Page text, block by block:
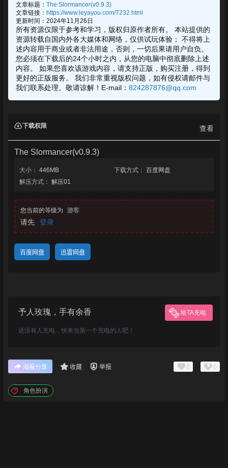
文章标题： The Slormancer(v0.9.3)
文章链接： https://www.leyayou.com/7232.html
更新时间：2024年11月26日
所有资源仅限于参考和学习，版权归原作者所有。 本站提供的
资源转载自国内外各大媒体和网络，仅供试玩体验； 不得将上
述内容用于商业或者非法用途，否则，一切后果请用户自负。
您必须在下载后的24个小时之内，从您的电脑中彻底删除上述
内容。 如果您喜欢该游戏内容，请支持正版，购买注册，得到
更好的正版服务。 我们非常重视版权问题，如有侵权请邮件与
我们联系处理。敬请谅解！E-mail： 824287876@qq.com
下载权限 查看
The Slormancer(v0.9.3)
大小： 446MB 下载方式： 百度网盘
解压方式： 解压01
您当前的等级为 游客
请先 登录
百度网盘 迅雷网盘
予人玫瑰，手有余香 给TA充电
还没有人充电，快来当第一个充电的人吧！
海报分享 收藏 举报 0 0
角色扮演